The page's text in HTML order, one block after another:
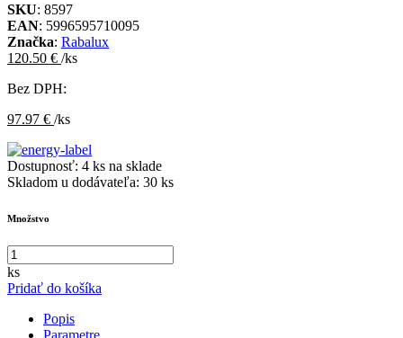
SKU: 8597
EAN: 5996595710095
Značka: Rabalux
120.50 € /ks
Bez DPH:
97.97 € /ks
Dostupnosť: 4 ks na sklade
Skladom u dodávateľa: 30 ks
Množstvo
ks
Pridať do košíka
Popis